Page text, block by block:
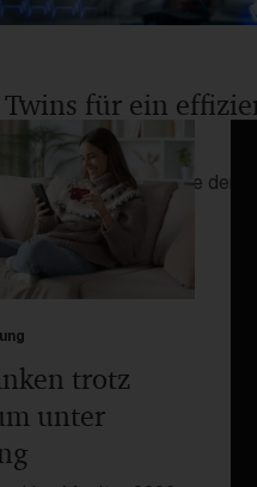
für ein
und PwC: Wie der
Kosten senkt und das
trotz
unter